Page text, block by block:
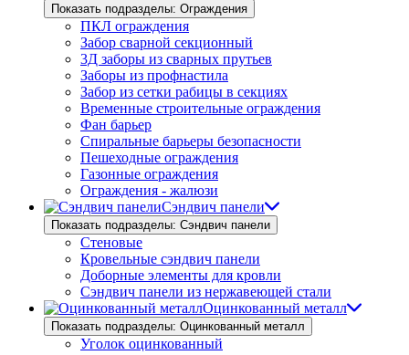
Показать подразделы: Ограждения
ПКЛ ограждения
Забор сварной секционный
3Д заборы из сварных прутьев
Заборы из профнастила
Забор из сетки рабицы в секциях
Временные строительные ограждения
Фан барьер
Спиральные барьеры безопасности
Пешеходные ограждения
Газонные ограждения
Ограждения - жалюзи
Сэндвич панели
Показать подразделы: Сэндвич панели
Стеновые
Кровельные сэндвич панели
Доборные элементы для кровли
Сэндвич панели из нержавеющей стали
Оцинкованный металл
Показать подразделы: Оцинкованный металл
Уголок оцинкованный